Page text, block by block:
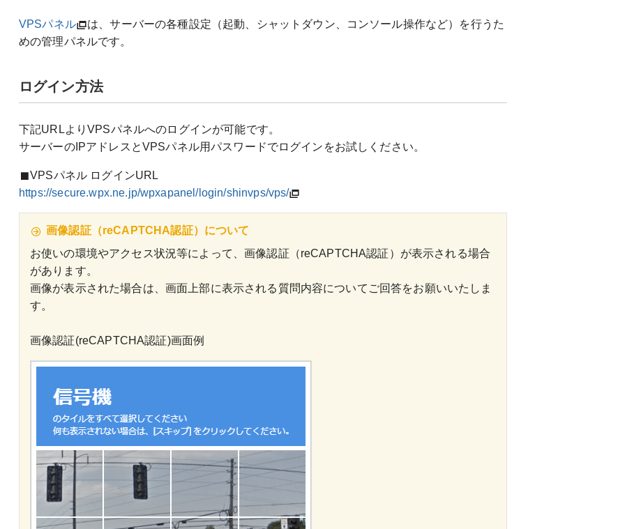
VPSパネル
は、サーバーの各種設定（起動、シャットダウン、コンソール操作など）を行うた
めの管理パネルです。
ログイン方法
下記URLよりVPSパネルへのログインが可能です。
サーバーのIPアドレスとVPSパネル用パスワードでログインをお試しください。
VPSパネル ログインURL
https://secure.wpx.ne.jp/wpxapanel/login/shinvps/vps/
画像認証（reCAPTCHA認証）について
お使いの環境やアクセス状況等によって、画像認証（reCAPTCHA認証）が表示される場合
があります。
画像が表示された場合は、画面上部に表示される質問内容についてご回答をお願いいたしま
す。
画像認証(reCAPTCHA認証)画面例